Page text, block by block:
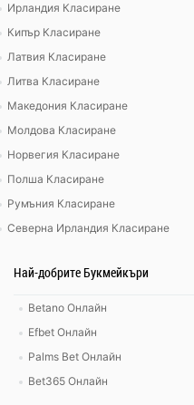
Ирландия Класиране
Кипър Класиране
Латвия Класиране
Литва Класиране
Македония Класиране
Молдова Класиране
Норвегия Класиране
Полша Класиране
Румъния Класиране
Северна Ирландия Класиране
Най-добрите Букмейкъри
Betano Онлайн
Efbet Онлайн
Palms Bet Онлайн
Bet365 Онлайн